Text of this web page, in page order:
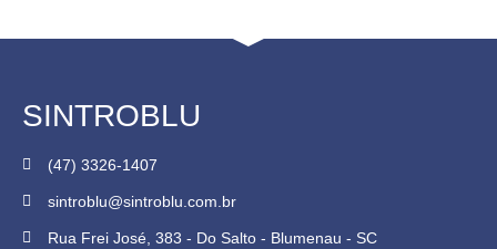
SINTROBLU
(47) 3326-1407
sintroblu@sintroblu.com.br
Rua Frei José, 383 - Do Salto - Blumenau - SC